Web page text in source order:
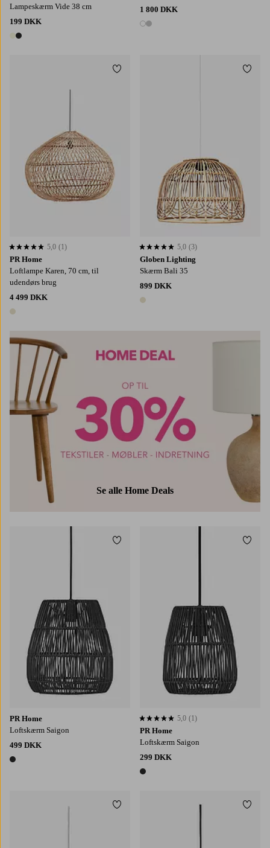
Lampeskærm Vide 38 cm
199 DKK
2 farver
1 800 DKK
2 farver
PR Home
Loftlampe Karen, 70 cm, til
udendørs brug
4 499 DKK
1 farve
5,0 baseret på 1 bedømmelser
5,0 (1)
Tilføj til favoritter
Se alle Home Deals
Globen Lighting
Skærm Bali 35
899 DKK
1 farve
5,0 baseret på 3 bedømmelser
5,0 (3)
PR Home
Loftskærm Saigon
499 DKK
1 farve
Tilføj til favoritter
PR Home
Loftskærm Saigon
299 DKK
1 farve
5,0 baseret på 1 bedømmelser
5,0 (1)
Tilføj til favoritter